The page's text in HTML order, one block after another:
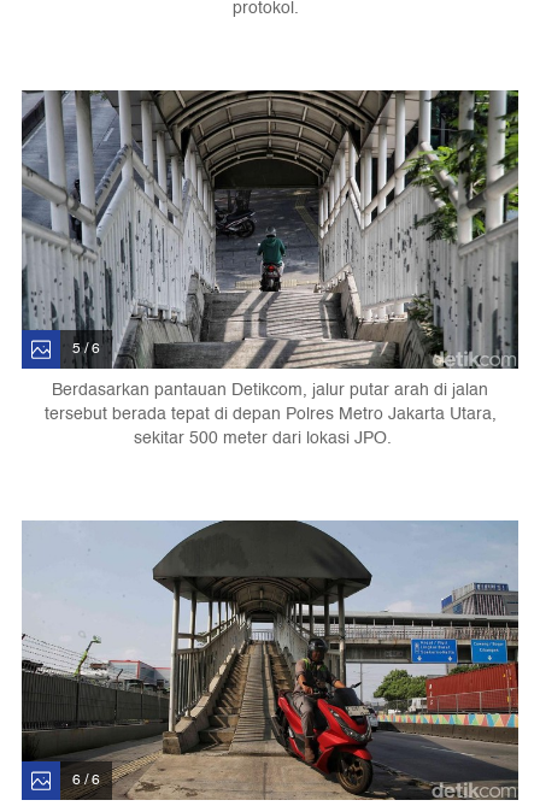
protokol.
5 / 6
Berdasarkan pantauan Detikcom, jalur putar arah di jalan
tersebut berada tepat di depan Polres Metro Jakarta Utara,
sekitar 500 meter dari lokasi JPO.
6 / 6